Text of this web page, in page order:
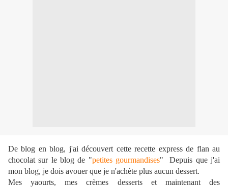
De blog en blog, j'ai découvert cette recette express de flan au
chocolat sur le blog de "petites gourmandises" Depuis que j'ai
mon blog, je dois avouer que je n'achète plus aucun dessert.
Mes yaourts, mes crèmes desserts et maintenant des